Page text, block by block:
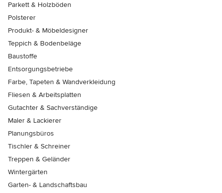
Parkett & Holzböden
Polsterer
Produkt- & Möbeldesigner
Teppich & Bodenbeläge
Baustoffe
Entsorgungsbetriebe
Farbe, Tapeten & Wandverkleidung
Fliesen & Arbeitsplatten
Gutachter & Sachverständige
Maler & Lackierer
Planungsbüros
Tischler & Schreiner
Treppen & Geländer
Wintergärten
Garten- & Landschaftsbau